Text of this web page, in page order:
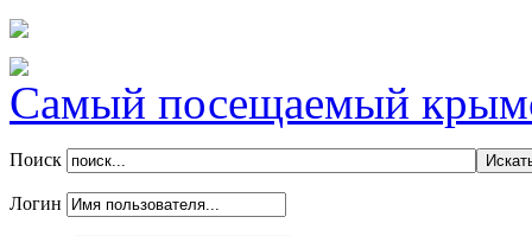
Самый посещаемый
Поиск
Логин